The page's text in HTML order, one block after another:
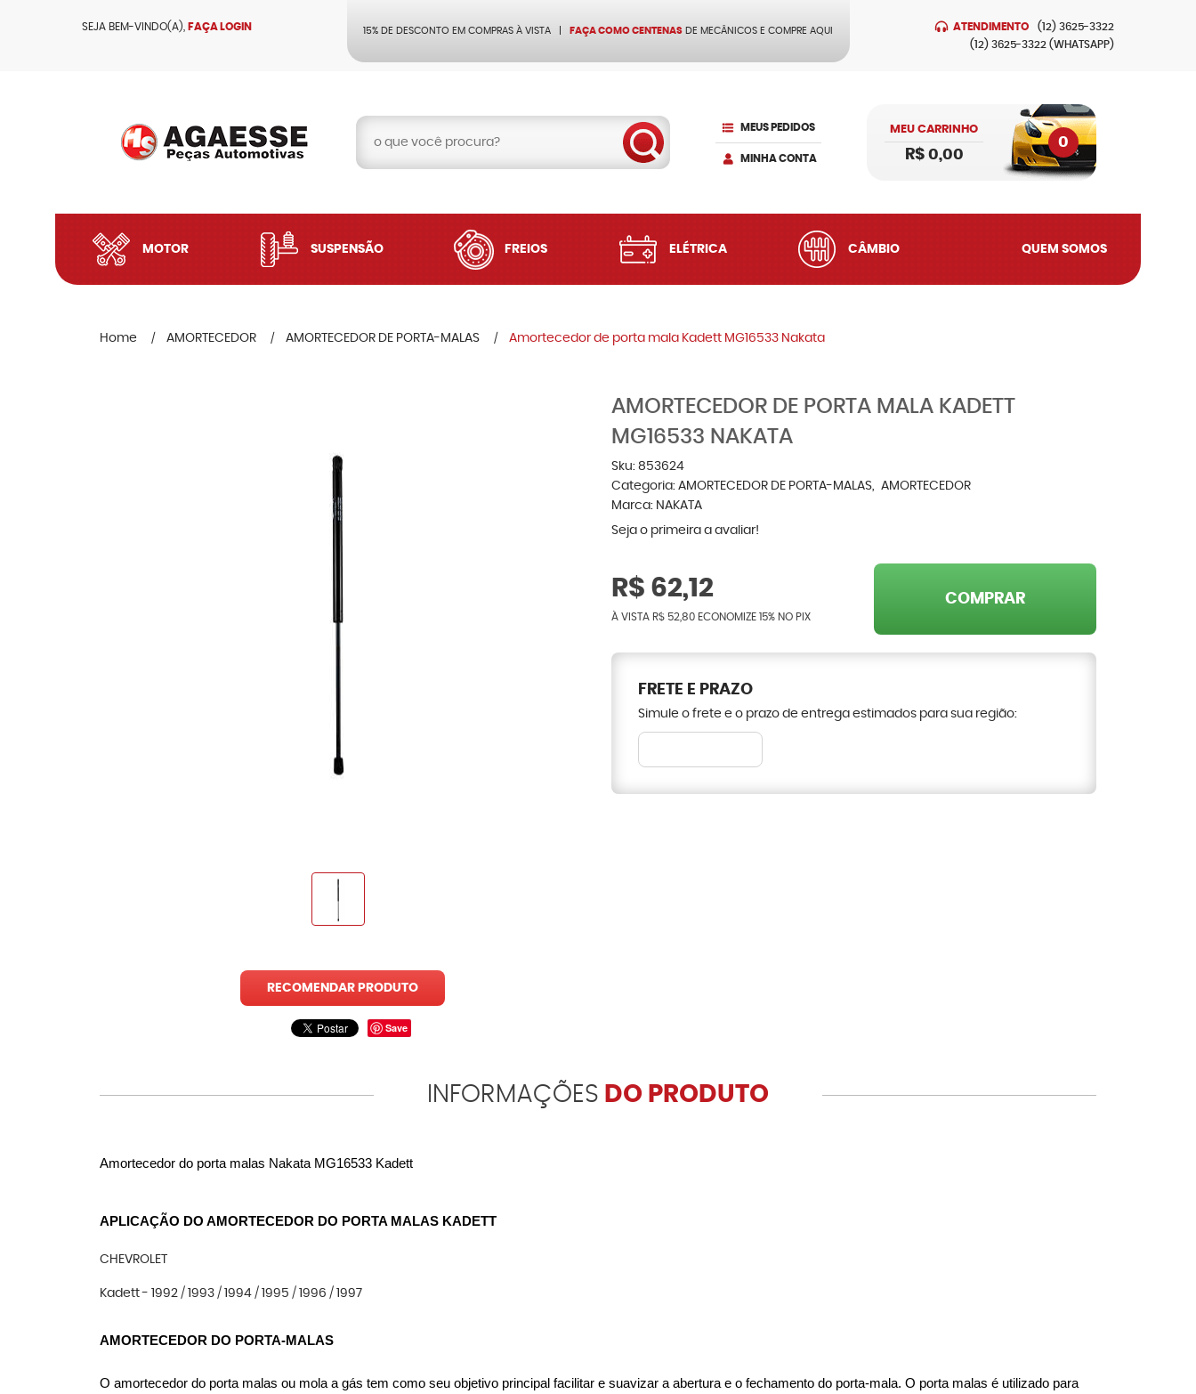
SEJA BEM-VINDO(A), FAÇA LOGIN 15% DE DESCONTO EM COMPRAS À VISTA FAÇA COMO CENTENAS DE MECÂNICOS E COMPRE AQUI ATENDIMENTO (12) 3625-3322
(12) 3625-3322 (WHATSAPP)
MEUS PEDIDOS
MINHA CONTA
MEU CARRINHO
0
R$ 0,00
MOTOR SUSPENSÃO FREIOS ELÉTRICA CÂMBIO QUEM SOMOS
Home AMORTECEDOR AMORTECEDOR DE PORTA-MALAS Amortecedor de porta mala Kadett MG16533 Nakata
RECOMENDAR PRODUTO
Save
AMORTECEDOR DE PORTA MALA KADETT
MG16533 NAKATA
Sku: 853624
Categoria: AMORTECEDOR DE PORTA-MALAS
AMORTECEDOR
Marca: NAKATA
Seja o primeira a avaliar!
R$ 62,12
À VISTA R$ 52,80 ECONOMIZE 15% NO PIX
COMPRAR
FRETE E PRAZO
Simule o frete e o prazo de entrega estimados para sua região:
INFORMAÇÕES DO PRODUTO
Amortecedor do porta malas Nakata MG16533 Kadett
APLICAÇÃO DO AMORTECEDOR DO PORTA MALAS KADETT
CHEVROLET
Kadett - 1992 / 1993 / 1994 / 1995 / 1996 / 1997
AMORTECEDOR DO PORTA-MALAS
O amortecedor do porta malas ou mola a gás tem como seu objetivo principal facilitar e suavizar a abertura e o fechamento do porta-mala. O porta malas é utilizado para